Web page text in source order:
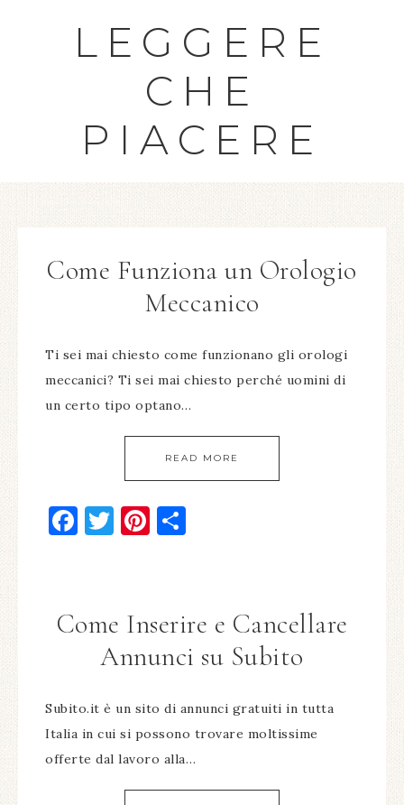
LEGGERE
CHE
PIACERE
Come Funziona un Orologio
Meccanico
Ti sei mai chiesto come funzionano gli orologi
meccanici? Ti sei mai chiesto perché uomini di
un certo tipo optano…
READ MORE
Facebook
Twitter
Pinterest
Come Inserire e Cancellare
Annunci su Subito
Subito.it è un sito di annunci gratuiti in tutta
Italia in cui si possono trovare moltissime
offerte dal lavoro alla…